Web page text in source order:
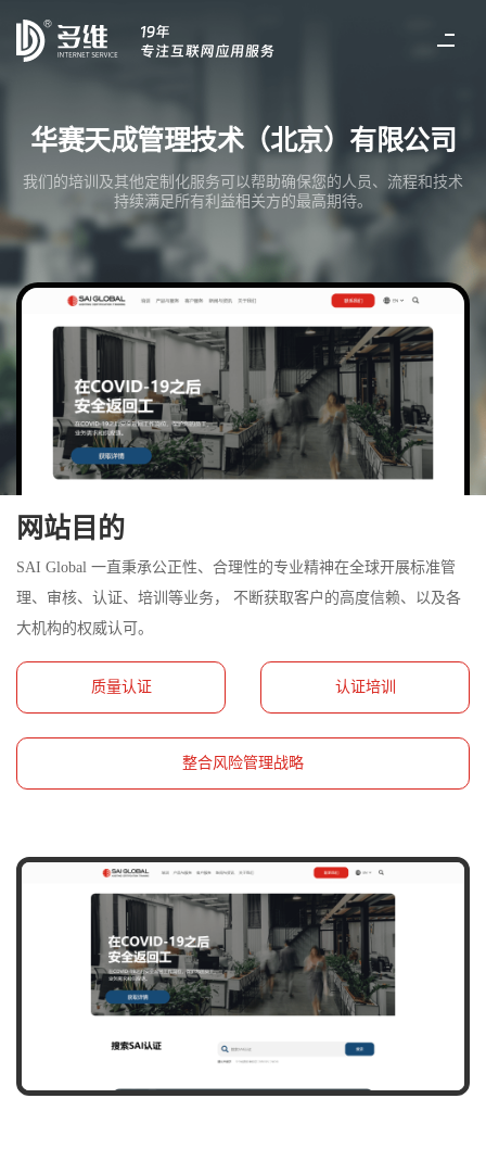
华赛天成管理技术（北京）有限公司
我们的培训及其他定制化服务可以帮助确保您的人员、流程和技术
持续满足所有利益相关方的最高期待。
网站目的
SAI Global 一直秉承公正性、合理性的专业精神在全球开展标准管
理、审核、认证、培训等业务， 不断获取客户的高度信赖、以及各
大机构的权威认可。
质量认证 认证培训
整合风险管理战略